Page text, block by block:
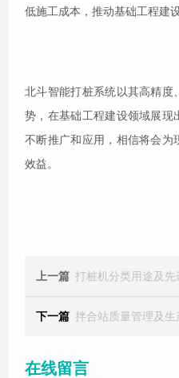
低施工成本，推动基础工程建
北斗智能打桩系统以其高精度
势，在基础工程建设领域展现
不断推广和应用，相信将会为
效益。
上一篇 打桩机分类用途及
下一篇 拌合站质量管理及生
在线留言